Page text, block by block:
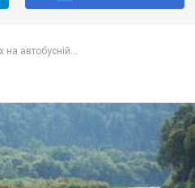
на автобусній...